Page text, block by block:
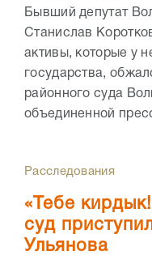
Бывший депутат
Станислав
активы, которые у
государства,
районного суда
объединенной
Расследования
«Тебе
суд
Ульянова